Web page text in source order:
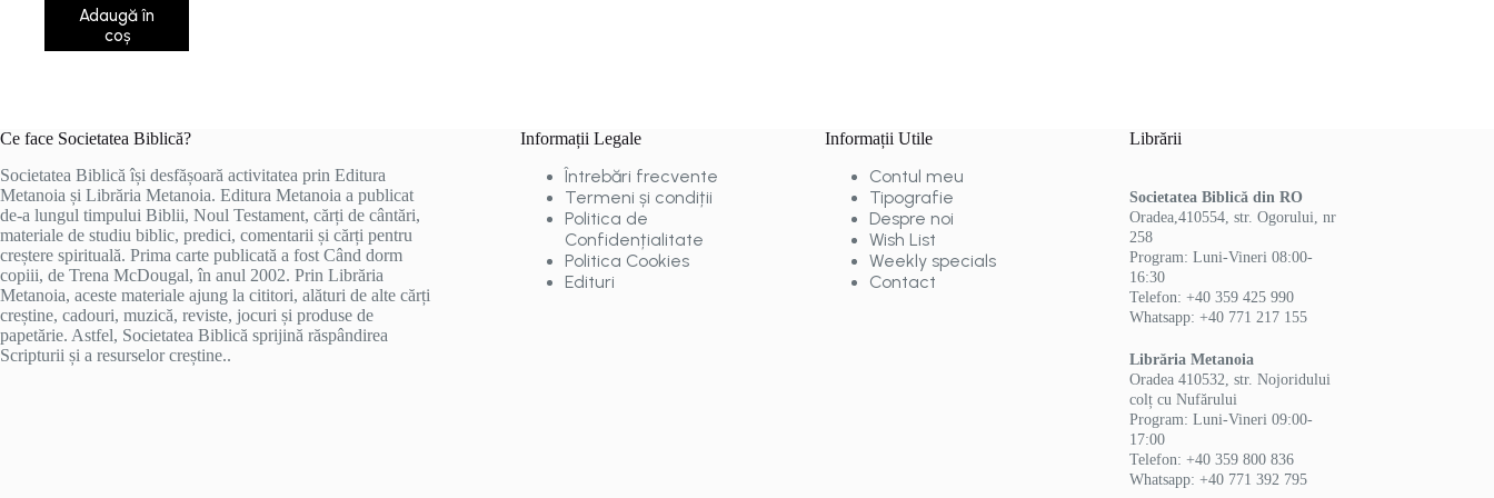
Adaugă în
coș
Ce face Societatea Biblică?
Societatea Biblică își desfășoară activitatea prin Editura
Metanoia și Librăria Metanoia. Editura Metanoia a publicat
de-a lungul timpului Biblii, Noul Testament, cărți de cântări,
materiale de studiu biblic, predici, comentarii și cărți pentru
creștere spirituală. Prima carte publicată a fost Când dorm
copiii, de Trena McDougal, în anul 2002. Prin Librăria
Metanoia, aceste materiale ajung la cititori, alături de alte cărți
creștine, cadouri, muzică, reviste, jocuri și produse de
papetărie. Astfel, Societatea Biblică sprijină răspândirea
Scripturii și a resurselor creștine..
Informații Legale
Întrebări frecvente
Termeni și condiții
Politica de
Confidențialitate
Politica Cookies
Edituri
Informații Utile
Contul meu
Tipografie
Despre noi
Wish List
Weekly specials
Contact
Librării
Societatea Biblică din RO
Oradea,410554, str. Ogorului, nr
258
Program: Luni-Vineri 08:00-
16:30
Telefon: +40 359 425 990
Whatsapp: +40 771 217 155
Librăria Metanoia
Oradea 410532, str. Nojoridului
colț cu Nufărului
Program: Luni-Vineri 09:00-
17:00
Telefon: +40 359 800 836
Whatsapp: +40 771 392 795